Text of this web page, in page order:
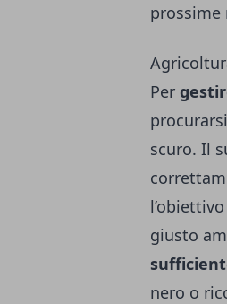
prossime
Per
scuro. Il
giusto
nero o